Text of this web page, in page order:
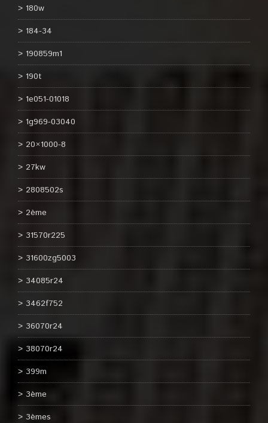
180w
184-34
190859m1
190t
1e051-01018
1g969-03040
20×1000-8
27kw
2808502s
2ème
31570r225
31600zg5003
34085r24
3462f752
36070r24
38070r24
399m
3ème
3èmes